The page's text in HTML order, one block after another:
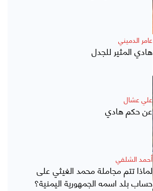
عامر الدميني
هادي المثير للجدل
علي عشال
عن حكم هادي
أحمد الشلفي
لماذا تتم مجاملة محمد الغيثي على
حساب بلد اسمه الجمهورية اليمنية؟